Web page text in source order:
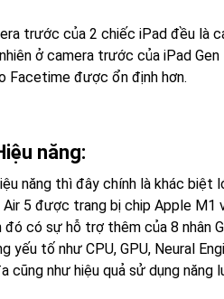
trước của 2 chiếc iPad đều là
ở camera trước của iPad
Facetime được ổn định hơn.
năng:
năng thì đây chính là khác biệt
Air 5 được trang bị chip Apple M1
đó có sự hỗ trợ thêm của 8 nhân
yếu tố như CPU, GPU, Neural
cũng như hiệu quả sử dụng năng